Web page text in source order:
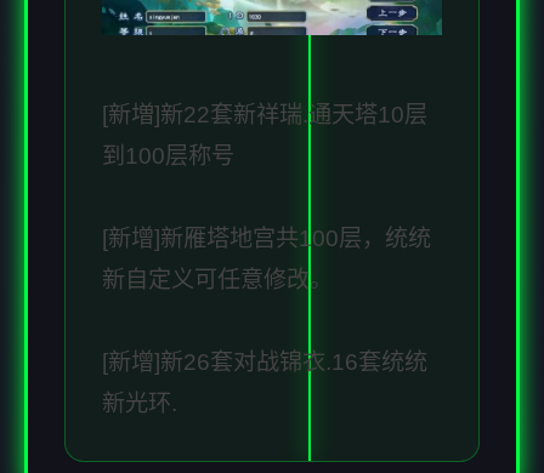
[新増]新22套新祥瑞.通天塔10层
到100层称号
[新增]新雁塔地宫共100层，统统
新自定义可任意修改。
[新增]新26套对战锦衣.16套统统
新光环.